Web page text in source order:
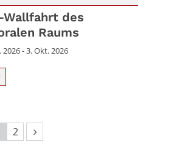
26. September 2026
Wallfahrt des
Raums
2026 - 3. Okt. 2026
Seite
2 Nächste Seite